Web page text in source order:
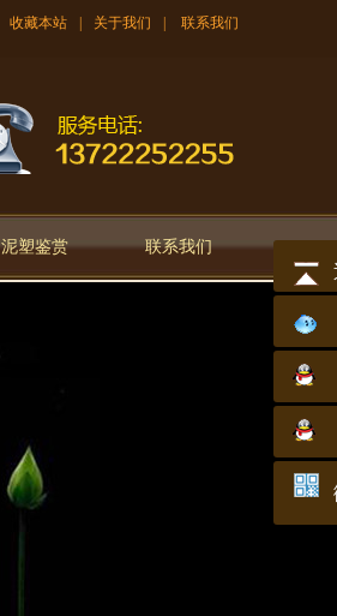
收藏本站 关于我们 联系我们
泥塑鉴赏 联系我们